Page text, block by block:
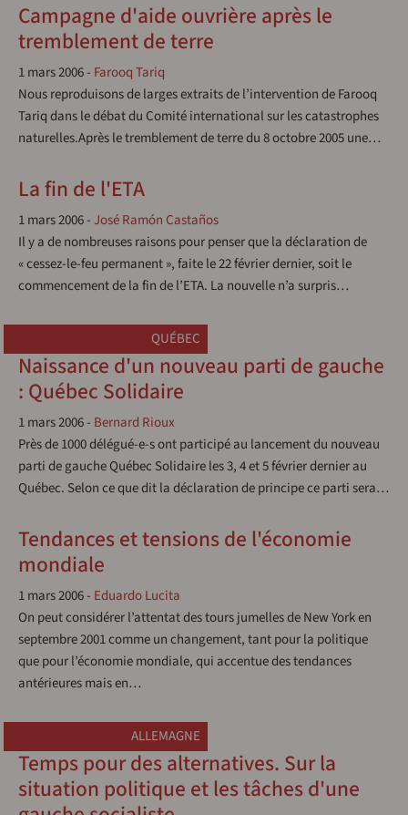
Campagne d'aide ouvrière après le
tremblement de terre
1 mars 2006- Farooq Tariq
Nous reproduisons de larges extraits de l’intervention de Farooq
Tariq dans le débat du Comité international sur les catastrophes
naturelles.Après le tremblement de terre du 8 octobre 2005 une…
La fin de l'ETA
1 mars 2006-José Ramón Castaños
Il y a de nombreuses raisons pour penser que la déclaration de
« cessez-le-feu permanent », faite le 22 février dernier, soit le
commencement de la fin de l’ETA. La nouvelle n’a surpris…
QUÉBEC
Naissance d'un nouveau parti de gauche
: Québec Solidaire
1 mars 2006- Bernard Rioux
Près de 1000 délégué-e-s ont participé au lancement du nouveau
parti de gauche Québec Solidaire les 3, 4 et 5 février dernier au
Québec. Selon ce que dit la déclaration de principe ce parti sera…
Tendances et tensions de l'économie
mondiale
1 mars 2006- Eduardo Lucita
On peut considérer l’attentat des tours jumelles de New York en
septembre 2001 comme un changement, tant pour la politique
que pour l’économie mondiale, qui accentue des tendances
antérieures mais en…
ALLEMAGNE
Temps pour des alternatives. Sur la
situation politique et les tâches d'une